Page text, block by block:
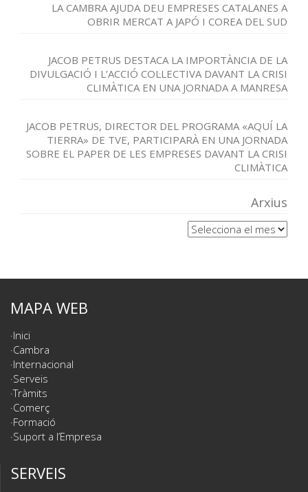
LA CAMBRA AJUDA DEU EMPRESES CATALANES A
OBRIR MERCAT A JAPÓ I COREA DEL SUD
JACOB PETRUS DESTACA LA IMPORTÀNCIA DE LA
DIVULGACIÓ I L’ACCIÓ COL·LECTIVA DAVANT LA CRISI
CLIMÀTICA EN UNA JORNADA A MANRESA
JACOB PETRUS, DIRECTOR DEL PROGRAMA «AQUÍ LA
TIERRA» DE TVE, PARTICIPARÀ EN UNA JORNADA
SOBRE EL PAPER DE LES EMPRESES DAVANT LA CRISI
CLIMÀTICA
Arxius
Arxius
MAPA WEB
Inici
Cambra
Internacional
Serveis
Tràmits
Comerç
Formació
Suport a l’Empresa
SERVEIS